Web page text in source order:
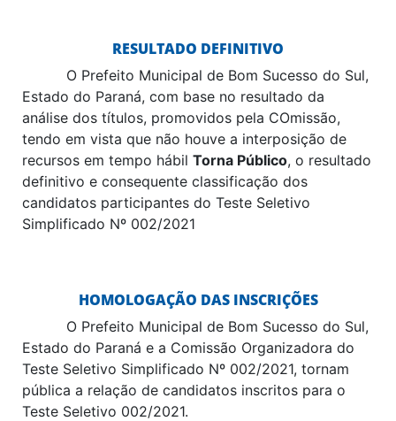
RESULTADO DEFINITIVO
O Prefeito Municipal de Bom Sucesso do Sul,
Estado do Paraná, com base no resultado da
análise dos títulos, promovidos pela COmissão,
tendo em vista que não houve a interposição de
recursos em tempo hábil Torna Público, o resultado
definitivo e consequente classificação dos
candidatos participantes do Teste Seletivo
Simplificado Nº 002/2021
HOMOLOGAÇÃO DAS INSCRIÇÕES
O Prefeito Municipal de Bom Sucesso do Sul,
Estado do Paraná e a Comissão Organizadora do
Teste Seletivo Simplificado Nº 002/2021, tornam
pública a relação de candidatos inscritos para o
Teste Seletivo 002/2021.